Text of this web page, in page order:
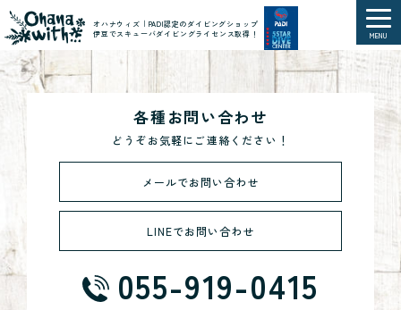
オハナウィズ｜PADI認定のダイビングショップ
伊豆でスキューバダイビングライセンス取得！
MENU
各種お問い合わせ
どうぞお気軽にご連絡ください！
メールでお問い合わせ
LINEでお問い合わせ
055-919-0415